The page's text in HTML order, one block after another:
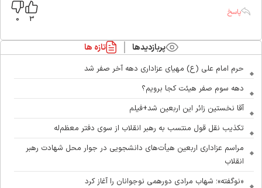
پاسخ
پربازدیدها تازه ها
حرم امام علی (ع) مهیای عزاداری دهه آخر صفر شد
دهه سوم صفر هیئت کجا برویم؟
آقا نخستین زائر این اربعین شد+فیلم
تکذیب نقل قول منتسب به رهبر انقلاب از سوی دفتر معظم‌له
مراسم عزاداری اربعین هیأت‌های دانشجویی در جوار محل شهادت رهبر
انقلاب
«نوگفته»؛ شهاب مرادی دورهمی نوجوانان را آغاز کرد